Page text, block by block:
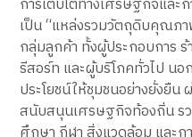
เป็น “แหล่งรวมวัตถุดิบคุณภ
กลุ่มลูกค้า ทั้งผู้ประกอบการ ร้
รีสอร์ท และผู้บริโภคทั่วไป น
ประโยชน์ให้ชุมชนอย่างยั่งยืน
สนับสนุนเศรษฐกิจท้องถิ่น ร